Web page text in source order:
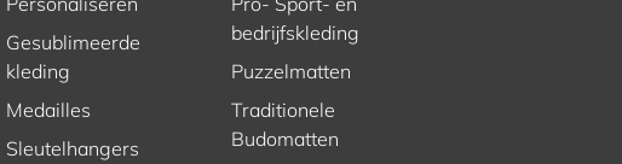
Gesublimeerde
kleding
Medailles
Sleutelhangers
bedrijfskleding
Puzzelmatten
Traditionele
Budomatten